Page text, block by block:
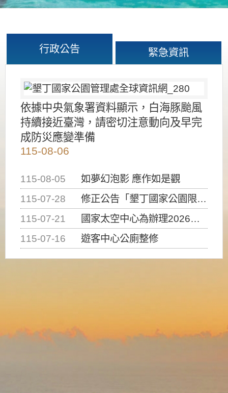
行政公告 緊急資訊
依據中央氣象署資料顯示，白海豚颱風
持續接近臺灣，請密切注意動向及早完
成防災應變準備
115-08-06
115-08-05
如夢幻泡影 應作如是觀
115-07-28
修正公告「墾丁國家公園限制水域遊憩活動之種類、範圍、時間及行為」，自即日生效。
115-07-21
國家太空中心為辦理2026台灣盃火箭競賽，陸、海、空域警戒及協調相關事宜，因颱風備案事宜
115-07-16
遊客中心公廁整修